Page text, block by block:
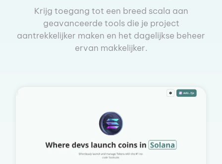
Krijg toegang tot een breed scala aan
geavanceerde tools die je project
aantrekkelijker maken en het dagelijkse beheer
ervan makkelijker.